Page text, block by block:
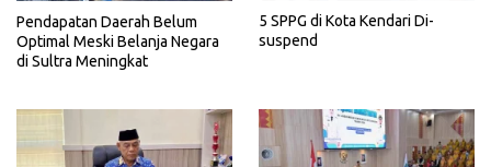
Pendapatan Daerah Belum
Optimal Meski Belanja Negara
di Sultra Meningkat
5 SPPG di Kota Kendari Di-
suspend